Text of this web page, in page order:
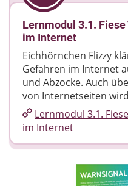
Lernmodul 3.1.
im Internet
Eichhörnchen Flizzy
Gefahren im Internet
und Abzocke. Auch
von Internetseiten
Lernmodul 3.1.
im Internet